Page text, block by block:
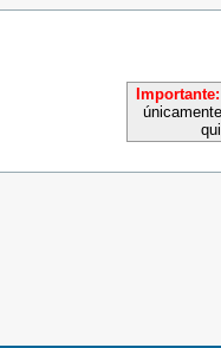
Importante: